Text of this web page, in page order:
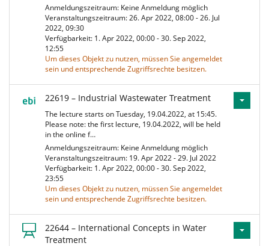
Anmeldungszeitraum: Keine Anmeldung möglich
Veranstaltungszeitraum: 26. Apr 2022, 08:00 - 26. Jul
2022, 09:30
Verfügbarkeit: 1. Apr 2022, 00:00 - 30. Sep 2022,
12:55
Um dieses Objekt zu nutzen, müssen Sie angemeldet
sein und entsprechende Zugriffsrechte besitzen.
22619 – Industrial Wastewater Treatment
The lecture starts on Tuesday, 19.04.2022, at 15:45.
Please note: the first lecture, 19.04.2022, will be held
in the online f…
Anmeldungszeitraum: Keine Anmeldung möglich
Veranstaltungszeitraum: 19. Apr 2022 - 29. Jul 2022
Verfügbarkeit: 1. Apr 2022, 00:00 - 30. Sep 2022,
23:55
Um dieses Objekt zu nutzen, müssen Sie angemeldet
sein und entsprechende Zugriffsrechte besitzen.
22644 – International Concepts in Water
Treatment